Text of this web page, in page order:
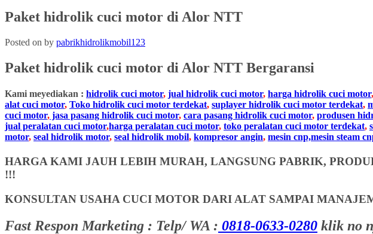
Paket hidrolik cuci motor di Alor NTT
Posted on by pabrikhidrolikmobil123
Paket hidrolik cuci motor di Alor NTT Bergaransi
Kami meyediakan : hidrolik cuci motor, jual hidrolik cuci motor, harga hidrolik cuci motor,
alat cuci motor, Toko hidrolik cuci motor terdekat, suplayer hidrolik cuci motor terdekat,
cuci motor, jasa pasang hidrolik cuci motor, cara pasang hidrolik cuci motor, produsen
jual peralatan cuci motor,harga peralatan cuci motor, toko peralatan cuci motor terdekat,
motor, seal hidrolik motor, seal hidrolik mobil, kompresor angin, mesin cnp,mesin steam
HARGA KAMI JAUH LEBIH MURAH, LANGSUNG PABRIK,
!!!
KONSULTAN USAHA CUCI MOTOR DARI ALAT SAMPAI
Fast Respon Marketing : Telp/ WA : 0818-0633-0280 klik no